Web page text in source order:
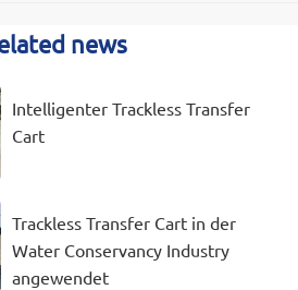
news
Intelligenter Trackless Transfer
Cart
Trackless Transfer Cart in der
Water Conservancy Industry
angewendet